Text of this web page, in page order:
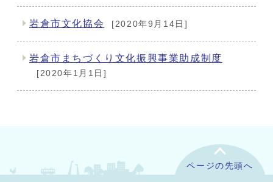
岩倉市文化協会 [2020年9月14日]
岩倉市まちづくり文化振興事業助成制度
[2020年1月1日]
ページの先頭へ